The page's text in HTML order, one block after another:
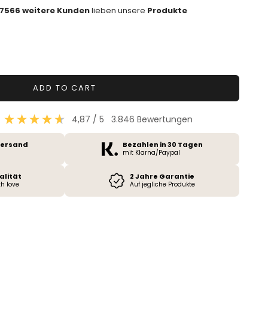
7566 weitere Kundenlieben unsere Produkte
ADD TO CART
4,87 / 5 3.846 Bewertungen
Bezahlen in 30 Tagen
mit Klarna/Paypal
love
2 Jahre Garantie
Auf jegliche Produkte